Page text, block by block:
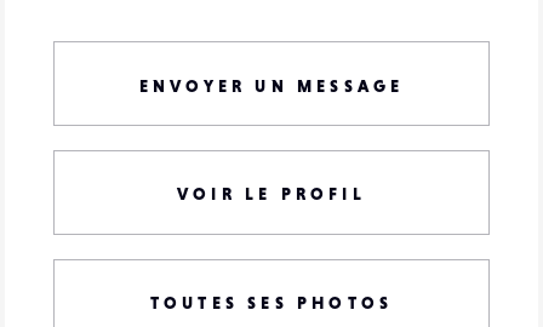
ENVOYER UN MESSAGE
VOIR LE PROFIL
TOUTES SES PHOTOS